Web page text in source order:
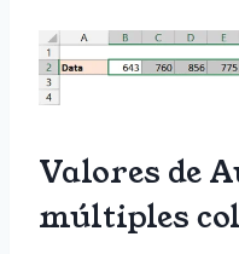
Valores de
múltiples